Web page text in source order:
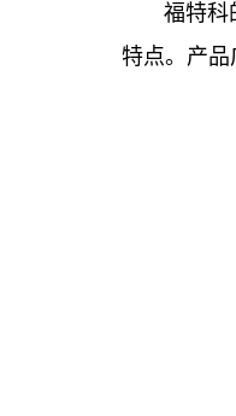
福特科
特点。产品